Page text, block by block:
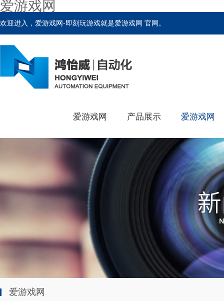
爱游戏网
欢迎进入，爱游戏网-即刻玩游戏就是爱游戏网 官网。
爱游戏网 产品展示 爱游戏网
爱游戏网